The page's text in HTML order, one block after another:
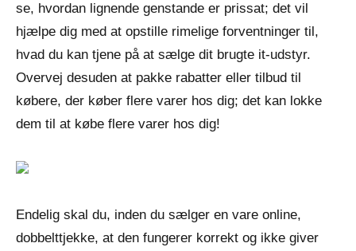
se, hvordan lignende genstande er prissat; det vil
hjælpe dig med at opstille rimelige forventninger til,
hvad du kan tjene på at sælge dit brugte it-udstyr.
Overvej desuden at pakke rabatter eller tilbud til
købere, der køber flere varer hos dig; det kan lokke
dem til at købe flere varer hos dig!
Endelig skal du, inden du sælger en vare online,
dobbelttjekke, at den fungerer korrekt og ikke giver